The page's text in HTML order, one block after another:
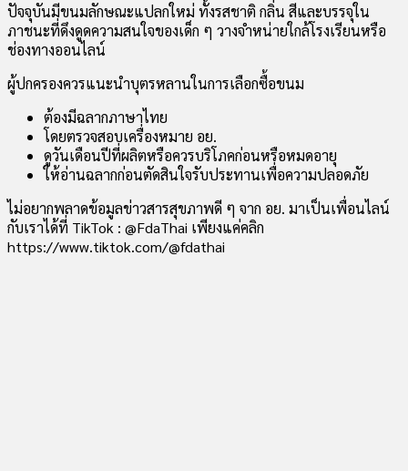
ปัจจุบันมีขนมลักษณะแปลกใหม่ ทั้งรสชาติ กลิ่น สีและบรรจุใน
ภาชนะที่ดึงดูดความสนใจของเด็ก ๆ วางจำหน่ายใกล้โรงเรียนหรือ
ช่องทางออนไลน์
ผู้ปกครองควรแนะนำบุตรหลานในการเลือกซื้อขนม
ต้องมีฉลากภาษาไทย
โดยตรวจสอบเครื่องหมาย อย.
ดูวันเดือนปีที่ผลิตหรือควรบริโภคก่อนหรือหมดอายุ
ให้อ่านฉลากก่อนตัดสินใจรับประทานเพื่อความปลอดภัย
ไม่อยากพลาดข้อมูลข่าวสารสุขภาพดี ๆ จาก อย. มาเป็นเพื่อนไลน์
กับเราได้ที่ TikTok : @FdaThai เพียงแค่คลิก
https://www.tiktok.com/@fdathai